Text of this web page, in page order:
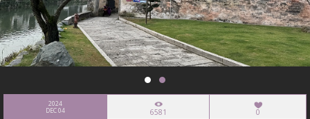
2024
DEC 04 6581 0